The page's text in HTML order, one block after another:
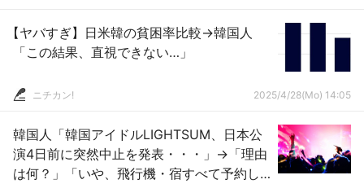
【ヤバすぎ】日米韓の貧困率比較→韓国人
「この結果、直視できない…」
ニチカン! 2025/4/28(Mo) 14:05
韓国人「韓国アイドルLIGHTSUM、日本公
演4日前に突然中止を発表・・・」→「理由
は何？」「いや、飛行機・宿すべて予約し